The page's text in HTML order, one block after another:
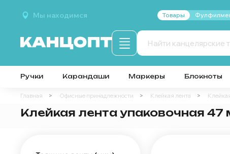
Мы находимся Товары
Ручки Карандаши Маркеры Блокноты
Главная Офисные принадлежности Клейкая лента
Клейкая лента упаковочная 47